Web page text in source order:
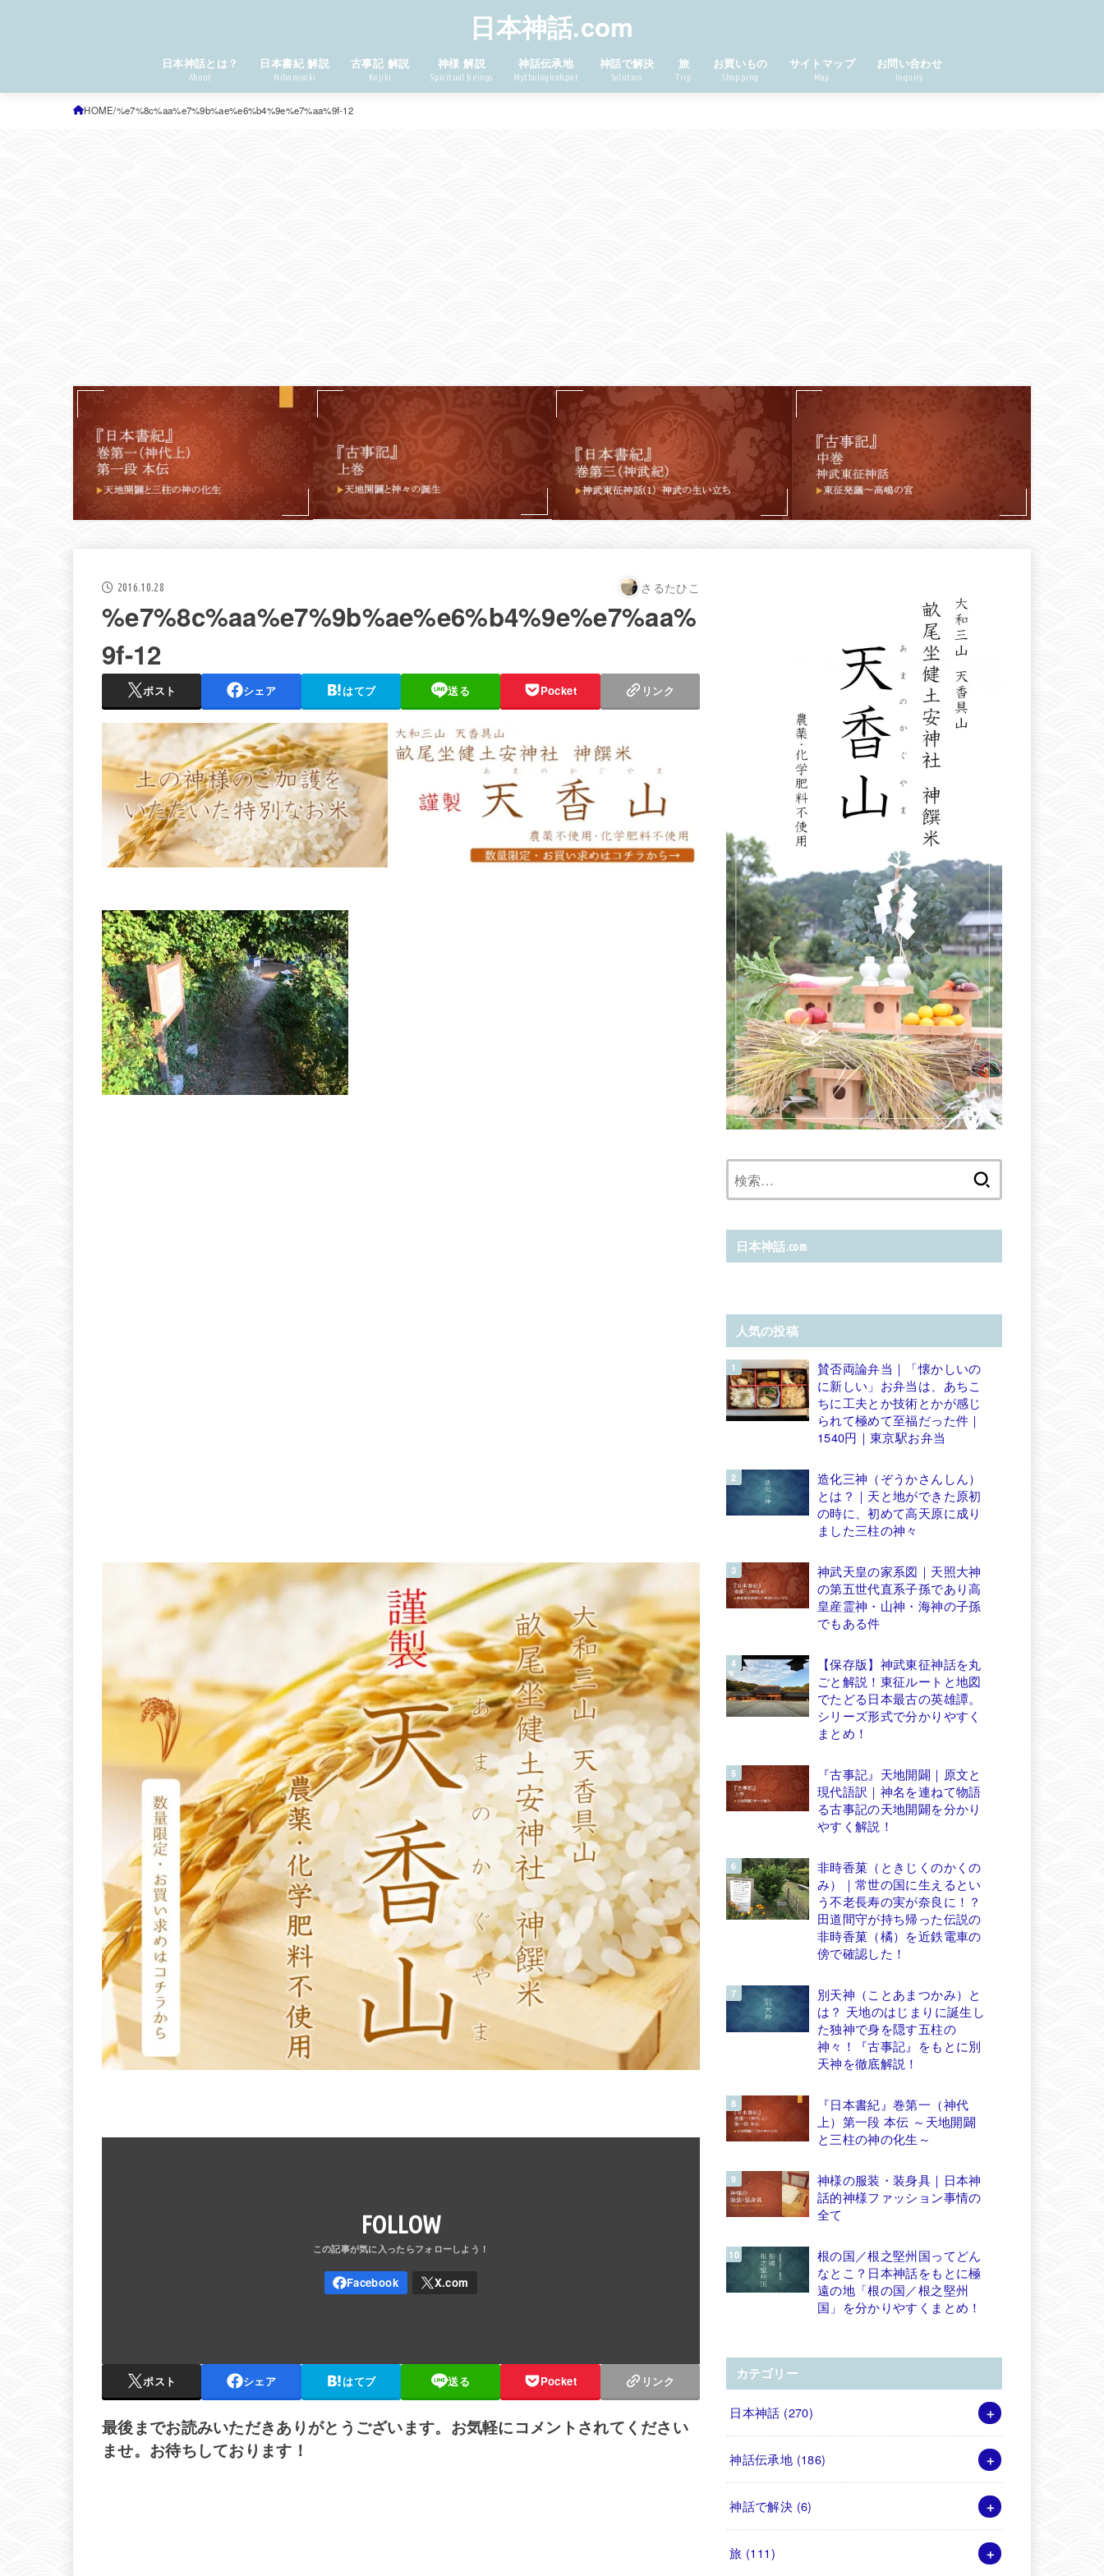
日本神話.com
日本神話とは？
About
日本書紀 解説
Nihonsyoki
古事記 解説
Kojiki
神様 解説
Spiritual beings
神話伝承地
Mythologicalspot
神話で解決
Solution
旅
Trip
お買いもの
Shopping
サイトマップ
Map
お問い合わせ
Inquiry
HOME %e7%8c%aa%e7%9b%ae%e6%b4%9e%e7%aa%9f-12
2016.10.28 さるたひこ
%e7%8c%aa%e7%9b%ae%e6%b4%9e%e7%aa%
9f-12
ポスト シェア はてブ 送る Pocket リンク
FOLLOW
ポスト シェア はてブ 送る Pocket リンク
最後までお読みいただきありがとうございます。お気軽にコメントされてください
ませ。お待ちしております！
日本神話.com
人気の投稿
賛否両論弁当｜「懐かしいの
に新しい」お弁当は、あちこ
ちに工夫とか技術とかが感じ
られて極めて至福だった件｜
1540円｜東京駅お弁当
造化三神（ぞうかさんしん）
とは？｜天と地ができた原初
の時に、初めて高天原に成り
ました三柱の神々
神武天皇の家系図｜天照大神
の第五世代直系子孫であり高
皇産霊神・山神・海神の子孫
でもある件
【保存版】神武東征神話を丸
ごと解説！東征ルートと地図
でたどる日本最古の英雄譚。
シリーズ形式で分かりやすく
まとめ！
『古事記』天地開闢｜原文と
現代語訳｜神名を連ねて物語
る古事記の天地開闢を分かり
やすく解説！
非時香菓（ときじくのかくの
み）｜常世の国に生えるとい
う不老長寿の実が奈良に！？
田道間守が持ち帰った伝説の
非時香菓（橘）を近鉄電車の
傍で確認した！
別天神（ことあまつかみ）と
は？ 天地のはじまりに誕生し
た独神で身を隠す五柱の
神々！『古事記』をもとに別
天神を徹底解説！
『日本書紀』巻第一（神代
上）第一段 本伝 ～天地開闢
と三柱の神の化生～
神様の服装・装身具｜日本神
話的神様ファッション事情の
全て
根の国／根之堅州国ってどん
なとこ？日本神話をもとに極
遠の地「根の国／根之堅州
国」を分かりやすくまとめ！
カテゴリー
日本神話 (270)
神話伝承地 (186)
神話で解決 (6)
旅 (111)